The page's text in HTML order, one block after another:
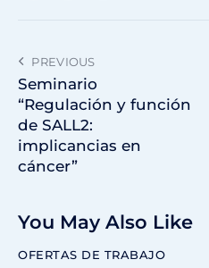
PREVIOUS
Seminario
“Regulación y función
de SALL2:
implicancias en
cáncer”
You May Also Like
OFERTAS DE TRABAJO